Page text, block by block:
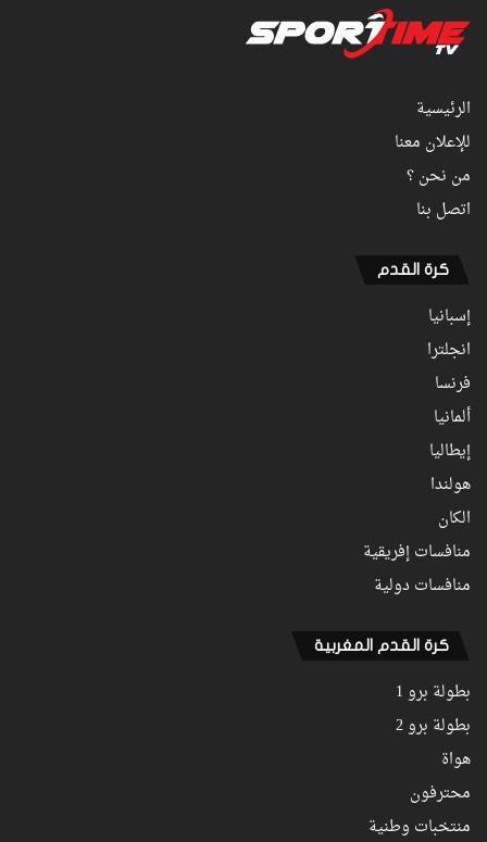
الرئيسية
للإعلان معنا
من نحن ؟
اتصل بنا
كرة القدم
إسبانيا
انجلترا
فرنسا
ألمانيا
إيطاليا
هولندا
الكان
منافسات إفريقية
منافسات دولية
كرة القدم المغربية
بطولة برو 1
بطولة برو 2
هواة
محترفون
منتخبات وطنية